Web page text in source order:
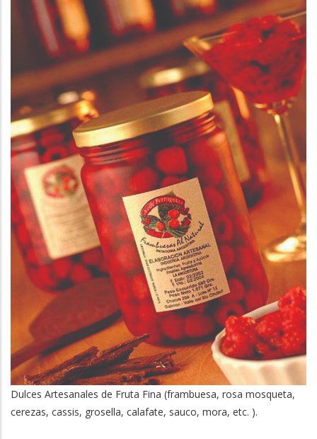
Dulces Artesanales de Fruta Fina (frambuesa, rosa mosqueta,
cerezas, cassis, grosella, calafate, sauco, mora, etc. ).